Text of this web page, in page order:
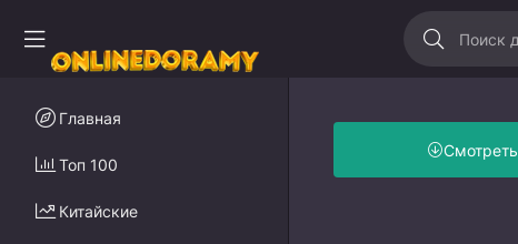
Смотреть
Главная
Топ 100
Китайские